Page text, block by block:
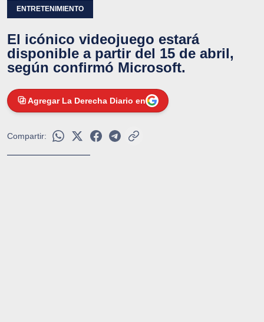
ENTRETENIMIENTO
El icónico videojuego estará
disponible a partir del 15 de abril,
según confirmó Microsoft.
Agregar La Derecha Diario en
Compartir: